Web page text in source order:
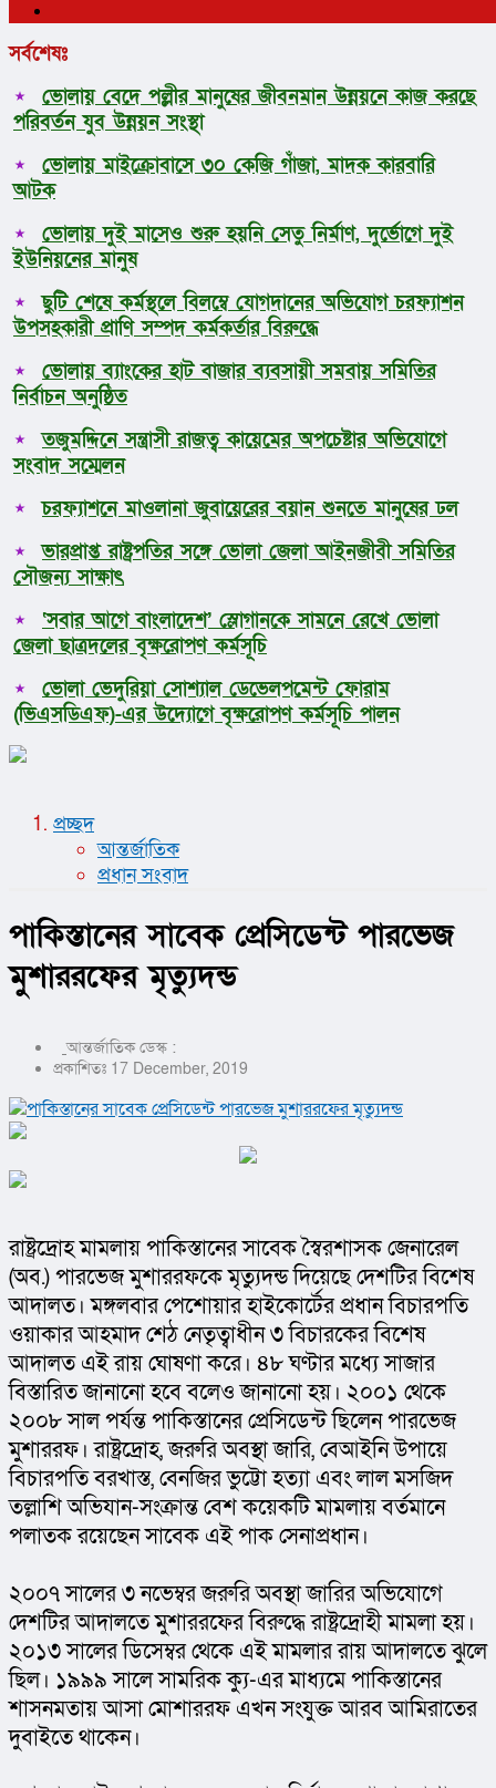
সর্বশেষঃ
ভোলায় বেদে পল্লীর মানুষের জীবনমান উন্নয়নে কাজ করছে
পরিবর্তন যুব উন্নয়ন সংস্থা
ভোলায় মাইক্রোবাসে ৩০ কেজি গাঁজা, মাদক কারবারি
আটক
ভোলায় দুই মাসেও শুরু হয়নি সেতু নির্মাণ, দুর্ভোগে দুই
ইউনিয়নের মানুষ
ছুটি শেষে কর্মস্থলে বিলম্বে যোগদানের অভিযোগ চরফ্যাশন
উপসহকারী প্রাণি সম্পদ কর্মকর্তার বিরুদ্ধে
ভোলায় ব্যাংকের হাট বাজার ব্যবসায়ী সমবায় সমিতির
নির্বাচন অনুষ্ঠিত
তজুমদ্দিনে সন্ত্রাসী রাজত্ব কায়েমের অপচেষ্টার অভিযোগে
সংবাদ সম্মেলন
চরফ্যাশনে মাওলানা জুবায়েরের বয়ান শুনতে মানুষের ঢল
ভারপ্রাপ্ত রাষ্ট্রপতির সঙ্গে ভোলা জেলা আইনজীবী সমিতির
সৌজন্য সাক্ষাৎ
‘সবার আগে বাংলাদেশ’ স্লোগানকে সামনে রেখে ভোলা
জেলা ছাত্রদলের বৃক্ষরোপণ কর্মসূচি
ভোলা ভেদুরিয়া সোশ্যাল ডেভেলপমেন্ট ফোরাম
(ভিএসডিএফ)-এর উদ্যোগে বৃক্ষরোপণ কর্মসূচি পালন
প্রচ্ছদ
আন্তর্জাতিক
প্রধান সংবাদ
পাকিস্তানের সাবেক প্রেসিডেন্ট পারভেজ
মুশাররফের মৃত্যুদন্ড
আন্তর্জাতিক ডেস্ক :
প্রকাশিতঃ 17 December, 2019
রাষ্ট্রদ্রোহ মামলায় পাকিস্তানের সাবেক স্বৈরশাসক জেনারেল
(অব.) পারভেজ মুশাররফকে মৃত্যুদন্ড দিয়েছে দেশটির বিশেষ
আদালত। মঙ্গলবার পেশোয়ার হাইকোর্টের প্রধান বিচারপতি
ওয়াকার আহমাদ শেঠ নেতৃত্বাধীন ৩ বিচারকের বিশেষ
আদালত এই রায় ঘোষণা করে। ৪৮ ঘণ্টার মধ্যে সাজার
বিস্তারিত জানানো হবে বলেও জানানো হয়। ২০০১ থেকে
২০০৮ সাল পর্যন্ত পাকিস্তানের প্রেসিডেন্ট ছিলেন পারভেজ
মুশাররফ। রাষ্ট্রদ্রোহ, জরুরি অবস্থা জারি, বেআইনি উপায়ে
বিচারপতি বরখাস্ত, বেনজির ভুট্টো হত্যা এবং লাল মসজিদ
তল্লাশি অভিযান-সংক্রান্ত বেশ কয়েকটি মামলায় বর্তমানে
পলাতক রয়েছেন সাবেক এই পাক সেনাপ্রধান।
২০০৭ সালের ৩ নভেম্বর জরুরি অবস্থা জারির অভিযোগে
দেশটির আদালতে মুশাররফের বিরুদ্ধে রাষ্ট্রদ্রোহী মামলা হয়।
২০১৩ সালের ডিসেম্বর থেকে এই মামলার রায় আদালতে ঝুলে
ছিল। ১৯৯৯ সালে সামরিক ক্যু-এর মাধ্যমে পাকিস্তানের
শাসনমতায় আসা মোশাররফ এখন সংযুক্ত আরব আমিরাতের
দুবাইতে থাকেন।